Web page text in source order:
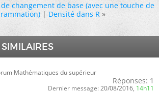
changement de base (avec une touche de
|Densité dans R »
Mathématiques du supérieur
Réponses: 1
Dernier message: 20/08/2016, 14h11